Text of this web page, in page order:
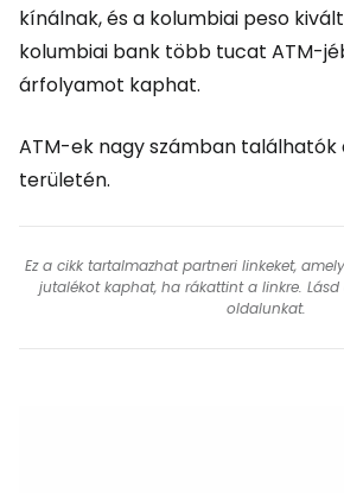
kínálnak, és a kolumbiai peso
kolumbiai bank több tucat ATM-
árfolyamot kaphat.
ATM-ek nagy számban találhatók
területén.
Ez a cikk tartalmazhat partneri linkeket,
jutalékot kaphat, ha rákattint a linkre. Lásd
oldalunkat.